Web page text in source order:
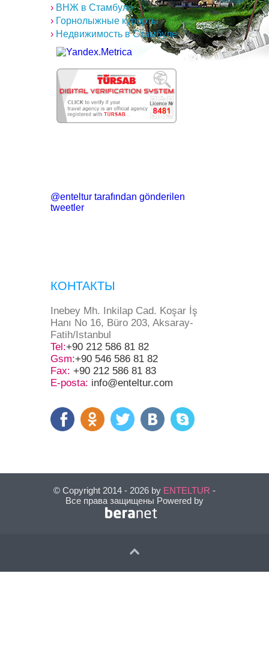
› ВНЖ в Стамбуле
› Горнолыжные курорты
› Недвижимость в Стамбуле
@enteltur tarafından gönderilen
tweetler
КОНТАКТЫ
Inebey Mh. Inkilap Cad. Koşar İş
Hanı No 16, Büro 203, Aksaray-
Fatih/Istanbul
Tel:+90 212 586 81 82
Gsm:+90 546 586 81 82
Fax: +90 212 586 81 83
E-posta: info@enteltur.com
© Copyright 2014 - 2026 by ENTELTUR -
Все права защищены Powered by